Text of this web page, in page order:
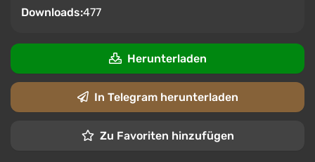
Downloads:477
Herunterladen
In Telegram herunterladen
Zu Favoriten hinzufügen